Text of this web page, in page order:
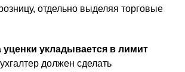
отдельно выделяя торговые
уценки укладывается в лимит
должен сделать